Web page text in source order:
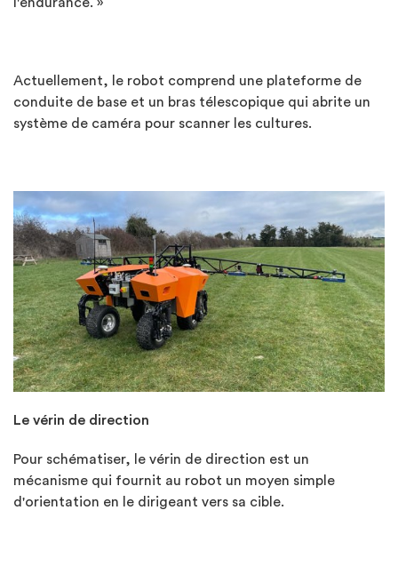
l'endurance. »
Actuellement, le robot comprend une plateforme de
conduite de base et un bras télescopique qui abrite un
système de caméra pour scanner les cultures.
Le vérin de direction
Pour schématiser, le vérin de direction est un
mécanisme qui fournit au robot un moyen simple
d'orientation en le dirigeant vers sa cible.